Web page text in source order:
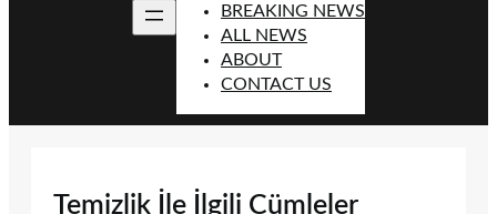
BREAKING NEWS
ALL NEWS
ABOUT
CONTACT US
Temizlik İle İlgili Cümleler